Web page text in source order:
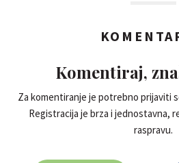
Komentiraj,
Za komentiranje je potrebno prijaviti
Registracija je brza i jednostavna,
raspravu.